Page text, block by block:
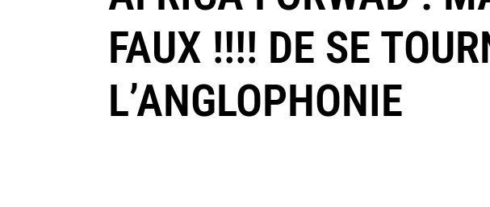
FAUX !!!! DE SE
L’ANGLOPHONIE